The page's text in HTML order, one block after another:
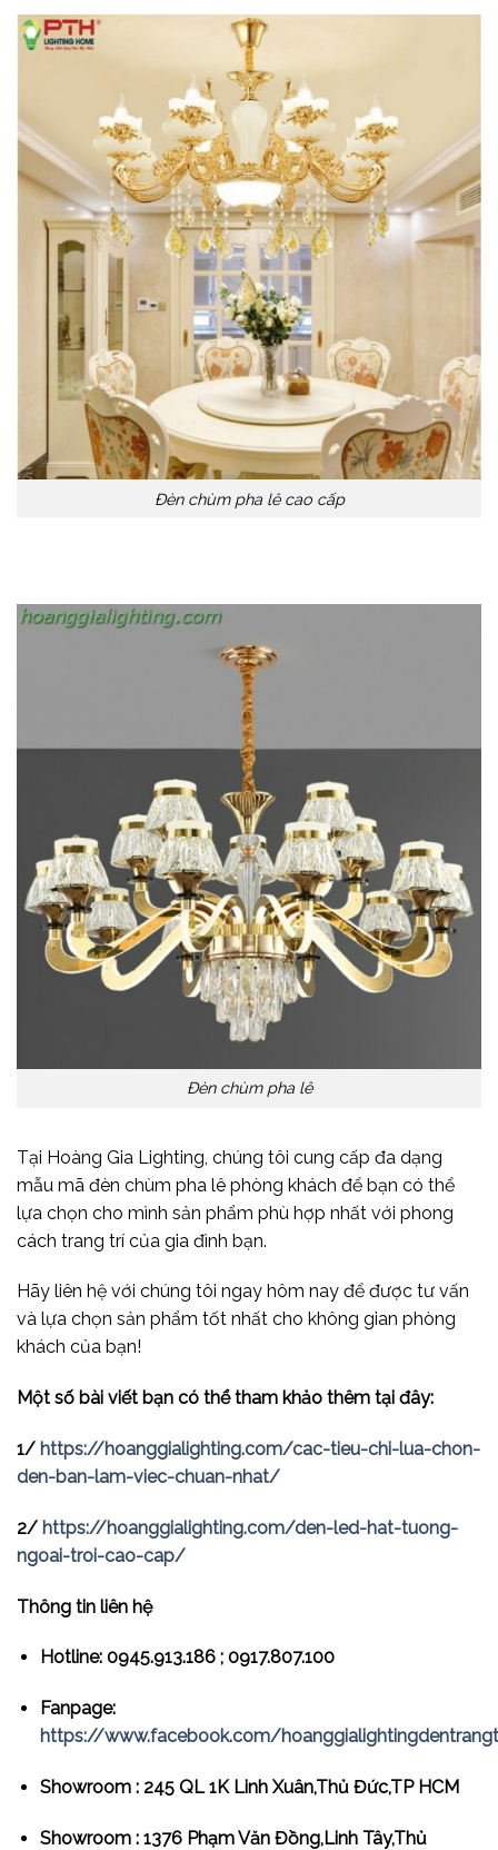
Đèn chùm pha lê cao cấp
Đèn chùm pha lê
Tại Hoàng Gia Lighting, chúng tôi cung cấp đa dạng
mẫu mã đèn chùm pha lê phòng khách để bạn có thể
lựa chọn cho mình sản phẩm phù hợp nhất với phong
cách trang trí của gia đình bạn.
Hãy liên hệ với chúng tôi ngay hôm nay để được tư vấn
và lựa chọn sản phẩm tốt nhất cho không gian phòng
khách của bạn!
Một số bài viết bạn có thể tham khảo thêm tại đây:
1/ https://hoanggialighting.com/cac-tieu-chi-lua-chon-
den-ban-lam-viec-chuan-nhat/
2/ https://hoanggialighting.com/den-led-hat-tuong-
ngoai-troi-cao-cap/
Thông tin liên hệ
Hotline: 0945.913.186 ; 0917.807.100
Fanpage:
https://www.facebook.com/
Showroom : 245 QL 1K Linh Xuân,Thủ Đức,TP HCM
Showroom : 1376 Phạm Văn Đồng,Linh Tây,Thủ